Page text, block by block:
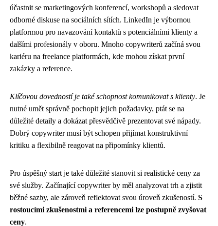
účastnit se marketingových konferencí, workshopů a sledovat
odborné diskuse na sociálních sítích. LinkedIn je výbornou
platformou pro navazování kontaktů s potenciálními klienty a
dalšími profesionály v oboru. Mnoho copywriterů začíná svou
kariéru na freelance platformách, kde mohou získat první
zakázky a reference.
Klíčovou dovedností je také schopnost komunikovat s klienty. Je
nutné umět správně pochopit jejich požadavky, ptát se na
důležité detaily a dokázat přesvědčivě prezentovat své nápady.
Dobrý copywriter musí být schopen přijímat konstruktivní
kritiku a flexibilně reagovat na připomínky klientů.
Pro úspěšný start je také důležité stanovit si realistické ceny za
své služby. Začínající copywriter by měl analyzovat trh a zjistit
běžné sazby, ale zároveň reflektovat svou úroveň zkušeností. S
rostoucími zkušenostmi a referencemi lze postupně zvyšovat
ceny.